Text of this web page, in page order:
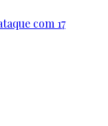
com 17